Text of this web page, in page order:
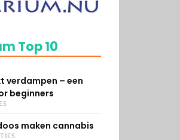
Top 10
verdampen – een
beginners
maken cannabis